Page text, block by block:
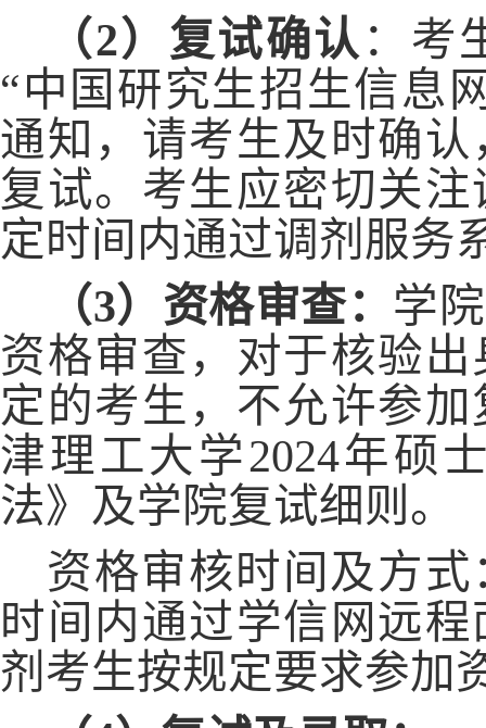
（2）复试确认 ：考
“中国研究生招生信息
通知，请考生及时确
复试。考生应密切关
定时间内通过调剂服务
（3）资格审查： 学
资格审查，对于核验
定的考生，不允许参
津理工大学2024年硕
法》及学院复试细则。
资格审核时间及方
时间内通过学信网远
剂考生按规定要求参加